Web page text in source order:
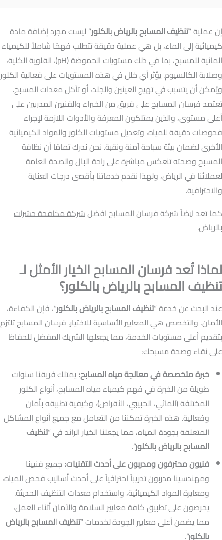
إن عملية “تنظيف المسابح بالرياض بالكلور” ليست مجرد إضافة مادة
كيميائية إلى الماء، بل هي عملية دقيقة تتطلب فهمًا شاملاً للكيمياء
المائية للمسبح، بما في ذلك مستويات الحموضة (pH)، القلوية الكلية،
وصلابة الكالسيوم. يؤثر أي خلل في هذه المستويات على فعالية الكلور
ويُمكن أن يتسبب في تهيج العينين والجلد، أو تآكل معدات المسبح.
تعتمد فرسان المسابح على فريق من الخبراء والفنيين المدربين على
أعلى مستوى، والذين يمتلكون المعرفة والأدوات اللازمة لإجراء
فحوصات دقيقة للمياه، وتعديل مستويات الكلور والمواد الكيميائية
الأخرى لضمان بيئة سباحة آمنة ونقية. نحن ندرك تمامًا أن نظافة
المسبح وصحته تنعكس مباشرة على راحة البال والصحة العامة
لعملائنا في الرياض، ولهذا نقدم خدماتنا بأقصى درجات العناية
والاحترافية.
كما تعد ايضاً شركة فرسان المسابح افضلشركة مكافحة حشرات
بالرياض.
لماذا تُعد فرسان المسابح الخيار الأمثل لـ
تنظيف المسابح بالرياض بالكلور؟
عند البحث عن خدمة “تنظيف المسابح بالرياض بالكلور“، فإن الكفاءة،
الأمان، والتخصص هي المعايير الأساسية للاختيار. فرسان المسابح تلتزم
بتقديم أعلى مستويات الخدمة، مما يجعلها الشريك المفضل للحفاظ
على نقاء وصحة مسبحك:
خبرة متخصصة في معالجة مياه المسابح:يمتلك فريقنا سنوات
طويلة من الخبرة في فهم كيمياء مياه المسابح، أنواع الكلور
المختلفة (المائي، الحبيبي، الأقراص)، وكيفية تطبيقه بأمان
وفعالية. هذه الخبرة تمكننا من التعامل مع جميع أنواع المشاكل
المتعلقة بجودة المياه، مما يجعلنا الخيار الرائد في “تنظيف
المسابح بالرياض بالكلور“.
فنيون محترفون ومدربون على أحدث التقنيات: جميع فنيينا
ومهندسينا مدربون تدريباً احترافياً على أحدث أساليب فحص المياه،
ومعايرة المواد الكيميائية، واستخدام معدات التنظيف الحديثة.
يحرصون على تطبيق كافة معايير السلامة والأمان أثناء العمل،
مما يضمن أعلى معايير الجودة لخدمات “تنظيف المسابح بالرياض
بالكلور“.